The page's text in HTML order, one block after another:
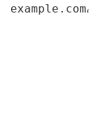
example.com،